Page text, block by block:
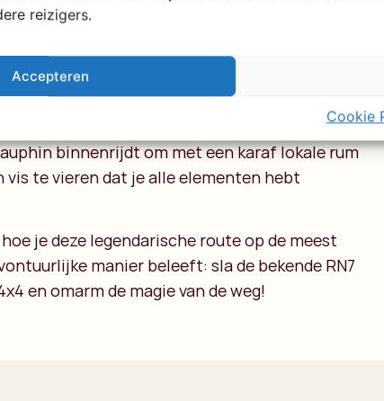
reizigers.
Accepteren
Cookie
vuurdoop wacht bij de rivieren: spannende
de 4x4’s op gammele houten vlotten
de overkant te bereiken. Het is billenknijpen,
de lokale bootsmannen en een echte pure
binnenrijdt om met een karaf lokale rum
vis te vieren dat je alle elementen hebt
je deze legendarische route op de meest
manier beleeft: sla de bekende RN7
en omarm de magie van de weg!